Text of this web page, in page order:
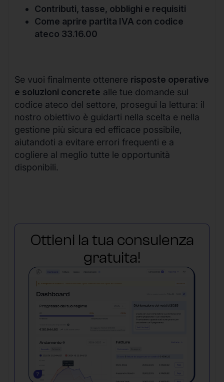
Contributi, tasse, obblighi e requisiti
Come aprire partita IVA con codice
ateco 33.16.00
Se vuoi finalmente ottenere risposte operative
e soluzioni concrete alle tue domande sul
codice ateco del settore, prosegui la lettura: il
nostro obiettivo è guidarti nella scelta e nella
gestione più sicura ed efficace possibile,
aiutandoti a evitare errori frequenti e a
cogliere al meglio tutte le opportunità
disponibili.
Ottieni la tua consulenza
gratuita!